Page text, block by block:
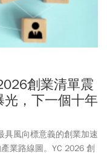
創業清單震
，下一個十年
具風向標意義的創業加速
業路線圖。YC 2026 創